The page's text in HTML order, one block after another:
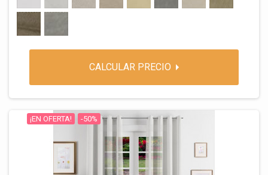
CALCULAR PRECIO
¡EN OFERTA! -50%